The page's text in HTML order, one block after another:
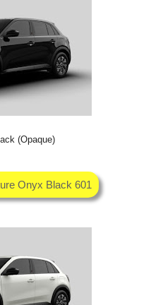
(Opaque)
Onyx Black 601